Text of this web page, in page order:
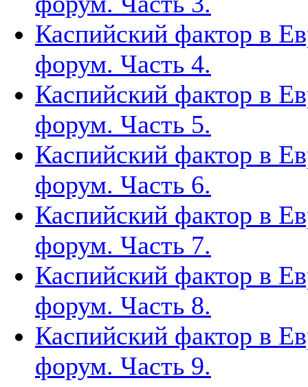
Каспийский фактор в
форум. Часть 4.
Каспийский фактор в
форум. Часть 5.
Каспийский фактор в
форум. Часть 6.
Каспийский фактор в
форум. Часть 7.
Каспийский фактор в
форум. Часть 8.
Каспийский фактор в
форум. Часть 9.